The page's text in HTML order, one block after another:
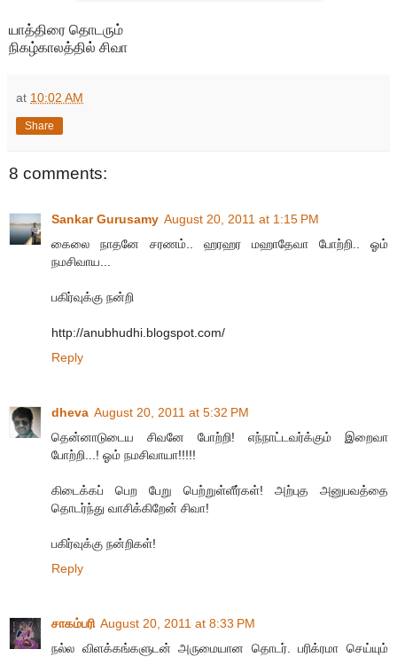
யாத்திரை தொடரும்
நிகழ்காலத்தில் சிவா
at 10:02 AM
Share
8 comments:
Sankar Gurusamy August 20, 2011 at 1:15 PM
கைலை நாதனே சரணம்.. ஹரஹர மஹாதேவா போற்றி.. ஓம்
நமசிவாய...
பகிர்வுக்கு நன்றி
http://anubhudhi.blogspot.com/
Reply
dheva August 20, 2011 at 5:32 PM
தென்னாடுடைய சிவனே போற்றி! எந்நாட்டவர்க்கும் இறைவா
போற்றி...! ஓம் நமசிவாயா!!!!!
கிடைக்கப் பெற பேறு பெற்றுள்ளீர்கள்! அற்புத அனுபவத்தை
தொடர்ந்து வாசிக்கிறேன் சிவா!
பகிர்வுக்கு நன்றிகள்!
Reply
சாகம்பரி August 20, 2011 at 8:33 PM
நல்ல விளக்கங்களுடன் அருமையான தொடர். பரிக்ரமா செய்யும்